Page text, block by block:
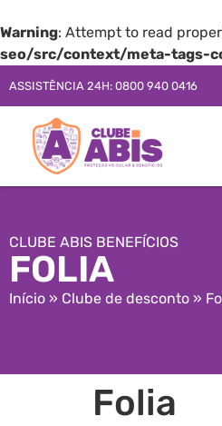
Warning: Attempt to read
seo/src/context/meta-tags-
ASSISTÊNCIA 24H: 0800 940 0416
CLUBE ABIS BENEFÍCIOS
FOLIA
Início » Clube de desconto »
Folia